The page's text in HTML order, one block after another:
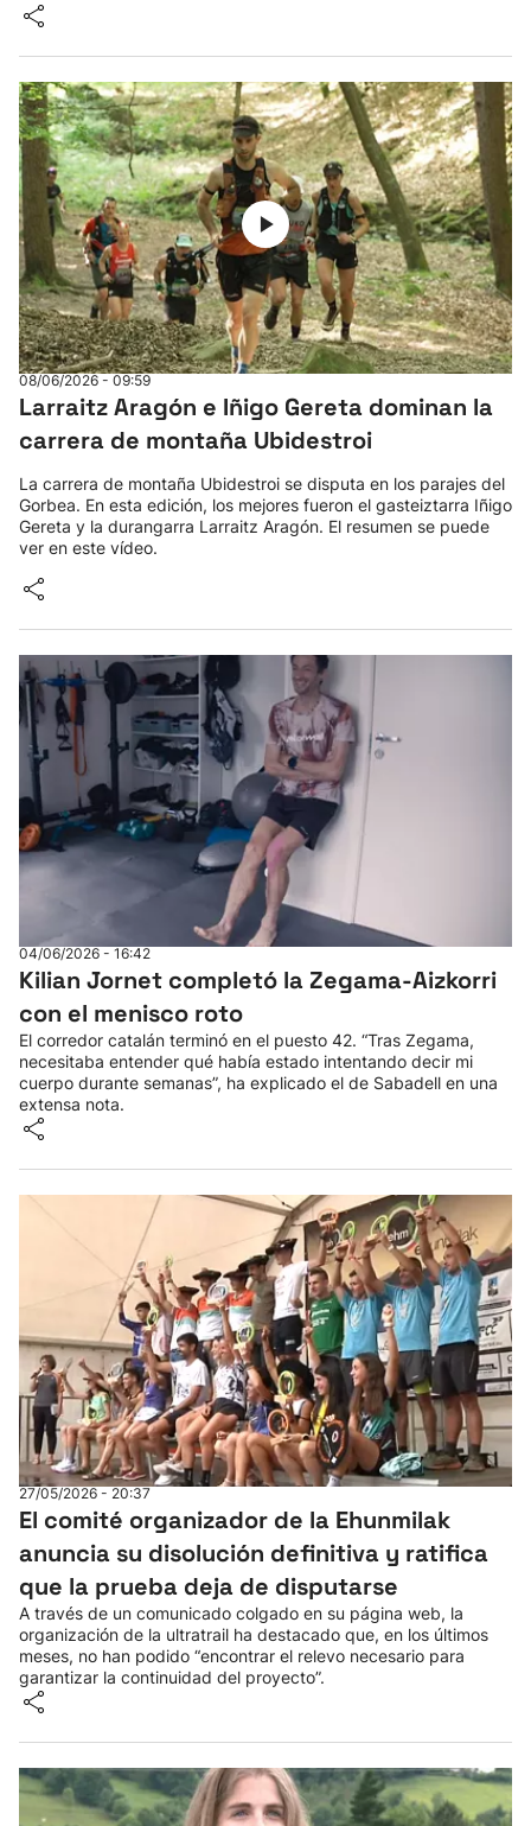
08/06/2026 - 09:59
Larraitz Aragón e Iñigo Gereta dominan la
carrera de montaña Ubidestroi
La carrera de montaña Ubidestroi se disputa en los parajes del
Gorbea. En esta edición, los mejores fueron el gasteiztarra Iñigo
Gereta y la durangarra Larraitz Aragón. El resumen se puede
ver en este vídeo.
04/06/2026 - 16:42
Kilian Jornet completó la Zegama-Aizkorri
con el menisco roto
El corredor catalán terminó en el puesto 42. “Tras Zegama,
necesitaba entender qué había estado intentando decir mi
cuerpo durante semanas”, ha explicado el de Sabadell en una
extensa nota.
27/05/2026 - 20:37
El comité organizador de la Ehunmilak
anuncia su disolución definitiva y ratifica
que la prueba deja de disputarse
A través de un comunicado colgado en su página web, la
organización de la ultratrail ha destacado que, en los últimos
meses, no han podido “encontrar el relevo necesario para
garantizar la continuidad del proyecto”.